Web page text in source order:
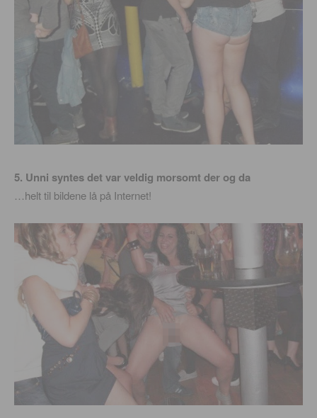
5. Unni syntes det var veldig morsomt der og da
…helt til bildene lå på Internet!